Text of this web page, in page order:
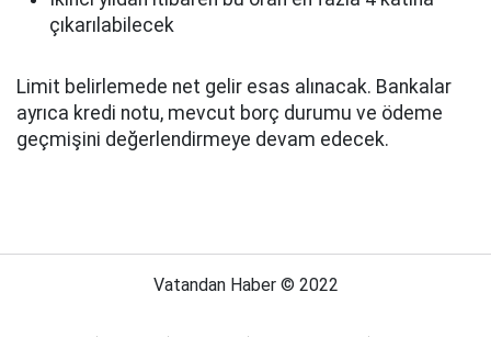
çıkarılabilecek
Limit belirlemede net gelir esas alınacak. Bankalar
ayrıca kredi notu, mevcut borç durumu ve ödeme
geçmişini değerlendirmeye devam edecek.
Vatandan Haber © 2022